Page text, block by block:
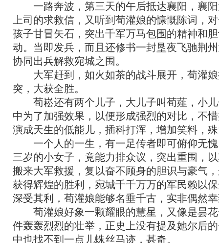
一路奔波，第三天的午后抵达襄阳，襄阳
上司的求救信，又听到荀灌娘的慷慨陈词，
孩子甘冒矢石，突出千军万马包围的精神和
动。当即发兵，而且还修书一封垦夜飞驰荆
协同出兵解救宛城之围。
大军赶到，如火如茶的战斗展开，荀灌娘
突，大获全胜。
荀崧还有两个儿子，大儿子叫荀薤，小儿
中为了加强效果，以便形成强烈的对比，不
演成天生的低能儿，插科打浑，增加笑料，
一个人的一生，有一足传者即可俯仰无愧
三岁的小女子，竟能力排众议，突出重围，
搬来大军救援，复以奋不顾身的胆识与豪气
获得辉煌的胜利，宛城千千万万的军民赖以
深受其利，荀灌娘能够名垂千古，实非偶然
荀灌娘好象一颗耀眼的慧星，又像是昙花
件轰轰烈烈的壮举，正史上没有提及她尔后
中也找不到一点儿蛛丝马迹，甚奇。